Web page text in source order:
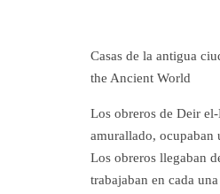
Casas de la antigua
the Ancient World
Los obreros de Deir
amurallado, ocupaban
Los obreros llegaban
trabajaban en cada